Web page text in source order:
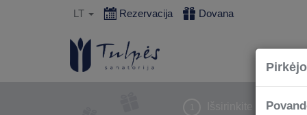
LT Rezervacija Dovana
Išsirinkite dovaną